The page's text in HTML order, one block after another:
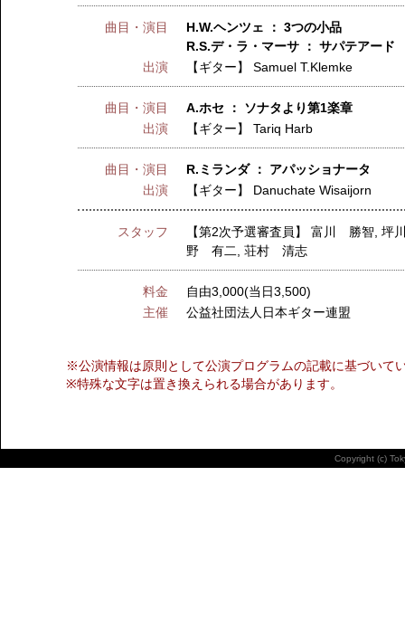
曲目・演目
H.W.ヘンツェ ： 3つの小品
R.S.デ・ラ・マーサ ： サパテアード
出演
【ギター】Samuel T.Klemke
曲目・演目
A.ホセ ： ソナタより第1楽章
出演
【ギター】Tariq Harb
曲目・演目
R.ミランダ ： アパッショナータ
出演
【ギター】 Danuchate Wisaijorn
スタッフ 【第2次予選審査員】富川 勝智 ,坪
野 有二
,荘村 清志
料金
自由3,000(当日3,500)
主催
公益社団法人日本ギター連盟
※公演情報は原則として公演プログラムの記載に基づいて
※特殊な文字は置き換えられる場合があります。
Copyright (c)